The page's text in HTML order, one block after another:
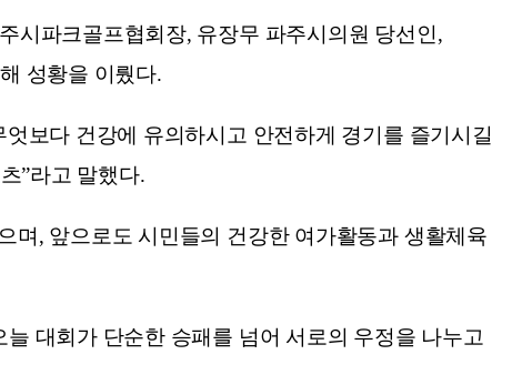
시파크골프협회장, 유장무 파주시의원 당선인,
성황을 이뤘다.
보다 건강에 유의하시고 안전하게 경기를 즐기시길
”라고 말했다.
며, 앞으로도 시민들의 건강한 여가활동과 생활체육
대회가 단순한 승패를 넘어 서로의 우정을 나누고